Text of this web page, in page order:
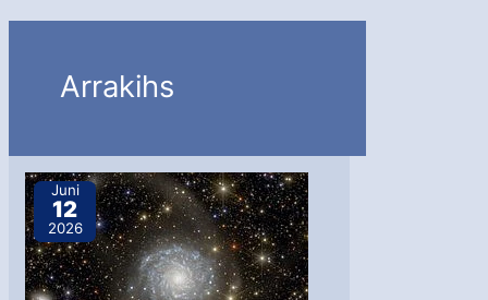
Arrakihs
Juni
12
2026